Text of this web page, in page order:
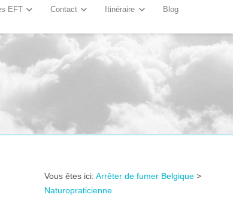
EFT Contact Itinéraire Blog
Vous êtes ici: Arrêter de fumer Belgique>
Naturopraticienne